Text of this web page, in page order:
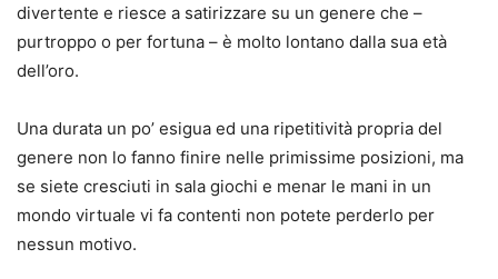
divertente e riesce a satirizzare su un genere che –
purtroppo o per fortuna – è molto lontano dalla sua età
dell’oro.
Una durata un po’ esigua ed una ripetitività propria del
genere non lo fanno finire nelle primissime posizioni, ma
se siete cresciuti in sala giochi e menar le mani in un
mondo virtuale vi fa contenti non potete perderlo per
nessun motivo.